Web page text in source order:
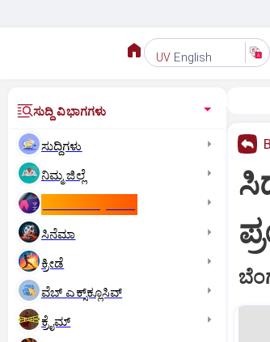
UV English
ಸುದ್ದಿ ವಿಭಾಗಗಳು
ಸುದ್ದಿಗಳು
ನಿಮ್ಮ ಜಿಲ್ಲೆ
ಸಿನೆಮಾ
ಕ್ರೀಡೆ
ವೆಬ್ ಎಕ್ಸ್‌ಕ್ಲೂಸಿವ್
ಕ್ರೈಮ್